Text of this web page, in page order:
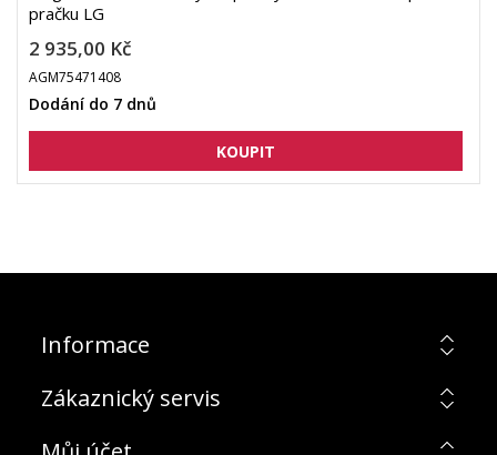
pračku LG
2 935,00 Kč
AGM75471408
Dodání do 7 dnů
Informace
Zákaznický servis